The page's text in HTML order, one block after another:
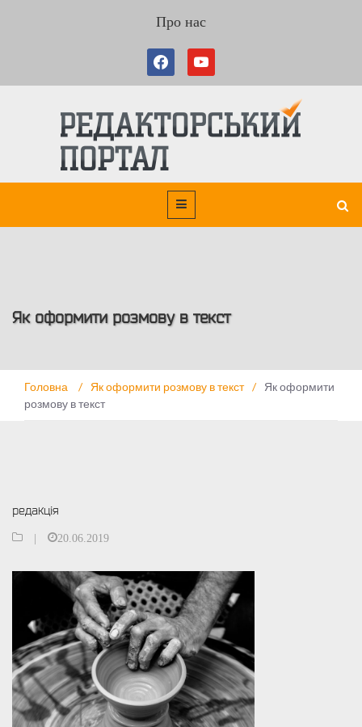
Про нас
Як оформити розмову в текст
Головна / Як оформити розмову в текст /
Як оформити
розмову в текст
редакція
20.06.2019